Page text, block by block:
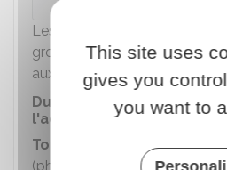
Les
grossesse et les frais
aux
tarifs habituels .
Du 6e mois de grossesse
l'accouchement
Tous vos frais médicaux
(pharmaceutiques,
This site uses
gives you
you want to